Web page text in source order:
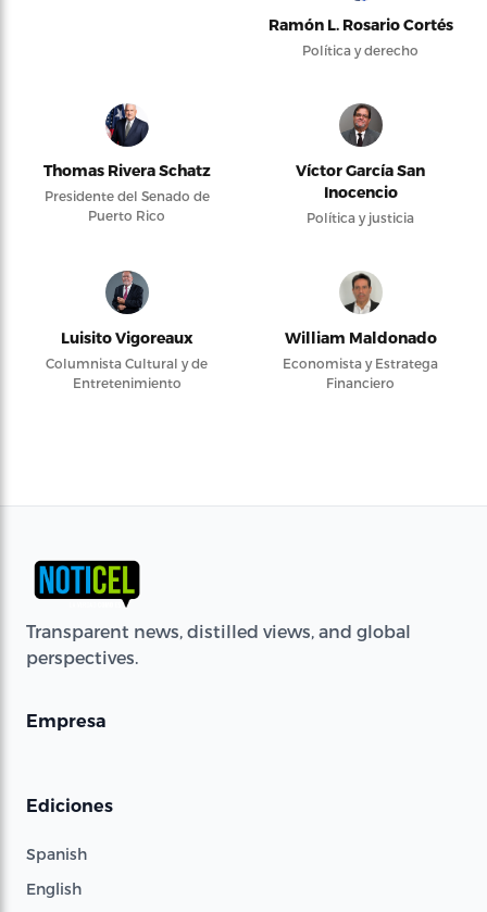
Ramón L. Rosario Cortés
Política y derecho
Thomas Rivera Schatz
Presidente del Senado de
Puerto Rico
Víctor García San
Inocencio
Política y justicia
Luisito Vigoreaux
Columnista Cultural y de
Entretenimiento
William Maldonado
Economista y Estratega
Financiero
Transparent news, distilled views, and global
perspectives.
Empresa
Ediciones
Spanish
English